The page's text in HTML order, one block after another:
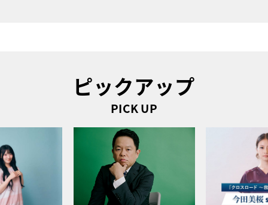
ピックアップ
PICK UP